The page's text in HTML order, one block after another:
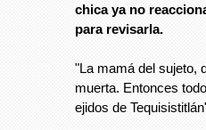
chica ya no
para revisarla.
"La mamá del sujeto,
muerta. Entonces
ejidos de